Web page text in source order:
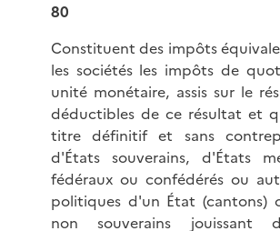
80
Constituent des impôts
les sociétés les impôts de
unité monétaire, assis sur le
déductibles de ce résultat et
titre définitif et sans
d'États souverains, d'États
fédéraux ou confédérés ou
politiques d'un État (cantons)
non souverains jouissant